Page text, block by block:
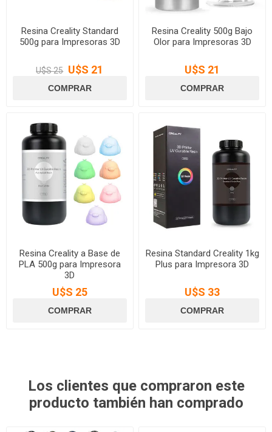
Resina Creality Standard
500g para Impresoras 3D
U$S 25 U$S 21
Resina Creality 500g Bajo
Olor para Impresoras 3D
U$S 21
Resina Creality a Base de
PLA 500g para Impresora
3D
U$S 25
Resina Standard Creality 1kg
Plus para Impresora 3D
U$S 33
Los clientes que compraron este
producto también han comprado